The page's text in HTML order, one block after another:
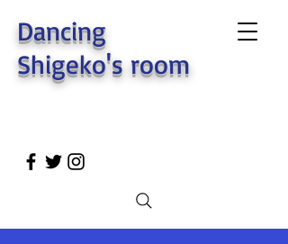
Dancing
Shigeko's room